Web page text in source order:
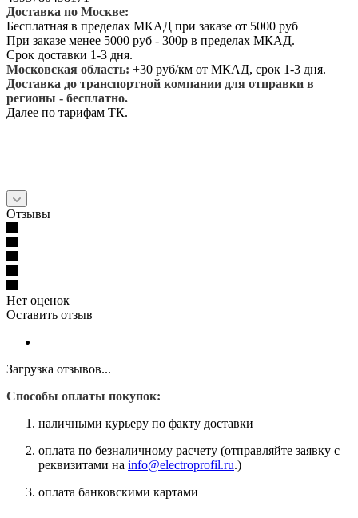
Доставка по Москве:
Бесплатная в пределах МКАД при заказе от 5000 руб
При заказе менее 5000 руб - 300р в пределах МКАД.
Срок доставки 1-3 дня.
Московская область: +30 руб/км от МКАД, срок 1-3 дня.
Доставка до транспортной компании для отправки в
регионы - бесплатно.
Далее по тарифам ТК.
Отзывы
Нет оценок
Оставить отзыв
Загрузка отзывов...
Способы оплаты покупок:
наличными курьеру по факту доставки
оплата по безналичному расчету (отправляйте заявку с
реквизитами на info@electroprofil.ru.)
оплата банковскими картами